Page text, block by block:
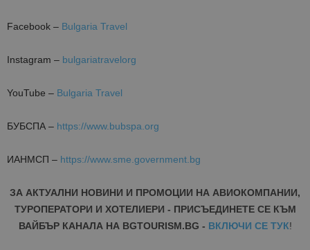
Facebook – Bulgaria Travel
Instagram – bulgariatravelorg
YouTube – Bulgaria Travel
БУБСПА – https://www.bubspa.org
ИАНМСП – https://www.sme.government.bg
ЗА АКТУАЛНИ НОВИНИ И ПРОМОЦИИ НА АВИОКОМПАНИИ,
ТУРОПЕРАТОРИ И ХОТЕЛИЕРИ - ПРИСЪЕДИНЕТЕ СЕ КЪМ
ВАЙБЪР КАНАЛА НА BGTOURISM.BG - ВКЛЮЧИ СЕ ТУК!